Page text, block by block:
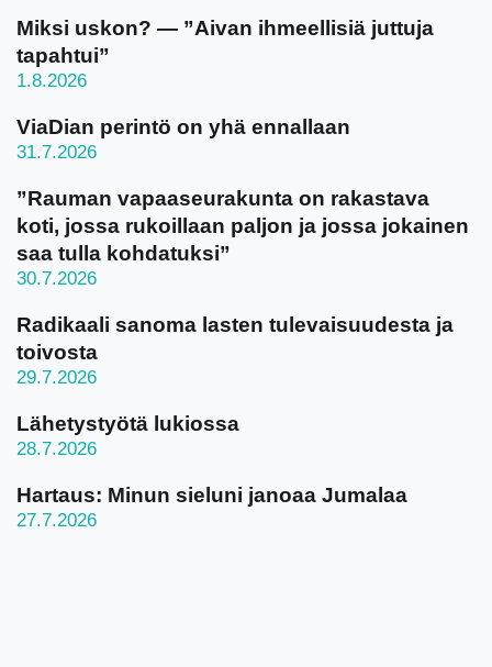
Miksi uskon? — ”Aivan ihmeellisiä juttuja
tapahtui”
1.8.2026
ViaDian perintö on yhä ennallaan
31.7.2026
”Rauman vapaaseurakunta on rakastava
koti, jossa rukoillaan paljon ja jossa jokainen
saa tulla kohdatuksi”
30.7.2026
Radikaali sanoma lasten tulevaisuudesta ja
toivosta
29.7.2026
Lähetystyötä lukiossa
28.7.2026
Hartaus: Minun sieluni janoaa Jumalaa
27.7.2026